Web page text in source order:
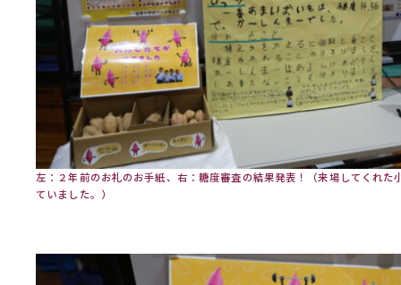
左：２年前のお礼のお手紙、右：糖度審査の結果発表！（来場してくれた
ていました。）